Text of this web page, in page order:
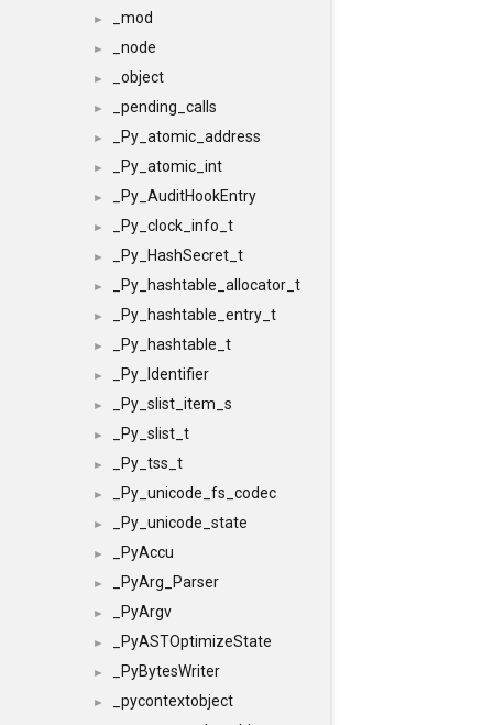
► _mod
► _node
► _object
► _pending_calls
► _Py_atomic_address
► _Py_atomic_int
► _Py_AuditHookEntry
► _Py_clock_info_t
► _Py_HashSecret_t
► _Py_hashtable_allocator_t
► _Py_hashtable_entry_t
► _Py_hashtable_t
► _Py_Identifier
► _Py_slist_item_s
► _Py_slist_t
► _Py_tss_t
► _Py_unicode_fs_codec
► _Py_unicode_state
► _PyAccu
► _PyArg_Parser
► _PyArgv
► _PyASTOptimizeState
► _PyBytesWriter
►
_pycontextobject